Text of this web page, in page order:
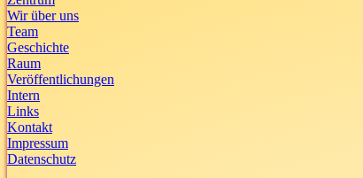
Wir über uns
Team
Geschichte
Raum
Veröffentlichungen
Intern
Links
Kontakt
Impressum
Datenschutz